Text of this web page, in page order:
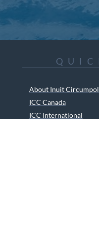
About Inuit
ICC Canada
ICC International